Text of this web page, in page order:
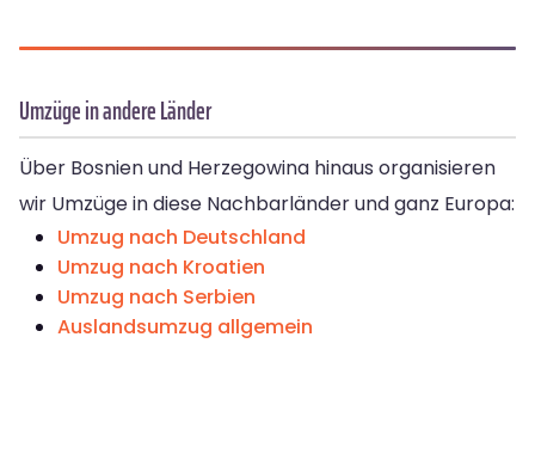
Umzüge in andere Länder
Über Bosnien und Herzegowina hinaus organisieren
wir Umzüge in diese Nachbarländer und ganz Europa:
Umzug nach Deutschland
Umzug nach Kroatien
Umzug nach Serbien
Auslandsumzug allgemein